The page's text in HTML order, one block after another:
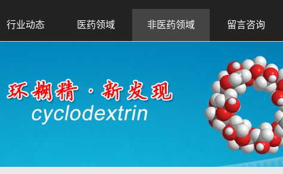
行业动态 医药领域 非医药领域 留言咨询